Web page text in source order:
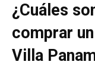
¿Cuáles
comprar
Villa